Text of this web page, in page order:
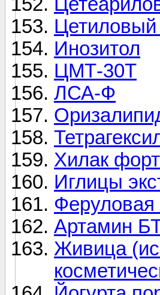
Цетиловый
Инозитол
ЦМТ-30Т
ЛСА-Ф
Хилак
Иглицы
Феруловая
Артамин
Живица